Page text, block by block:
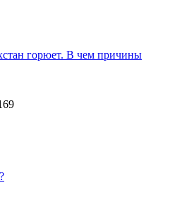
горюет. В чем причины